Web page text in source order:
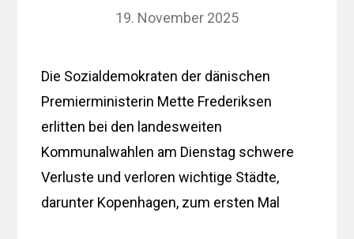
19. November 2025
Die Sozialdemokraten der dänischen
Premierministerin Mette Frederiksen
erlitten bei den landesweiten
Kommunalwahlen am Dienstag schwere
Verluste und verloren wichtige Städte,
darunter Kopenhagen, zum ersten Mal